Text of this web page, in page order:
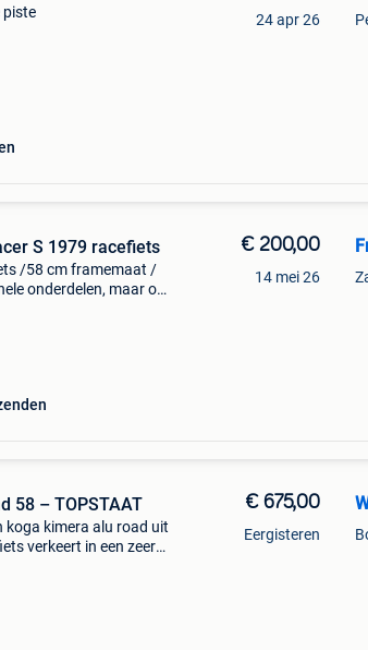
piste 24 apr 26
S 1979 racefiets
/58 cm framemaat /
onderdelen, maar ook
€ 200,00
14 mei 26
KOGA Kimera Alu Road 58 – TOPSTAAT
koga kimera alu road uit
verkeert in een zeer
€ 675,00
Eergisteren